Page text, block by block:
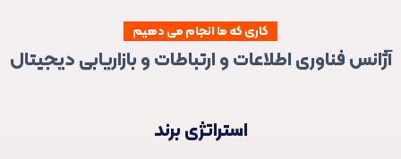
کاری که ما انجام می دهیم
آژانس فناوری اطلاعات و ارتباطات و بازاریابی دیجیتال
استراتژی برند